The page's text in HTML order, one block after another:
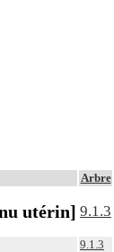
Arbre
utérin] 9.1.3
9.1.3